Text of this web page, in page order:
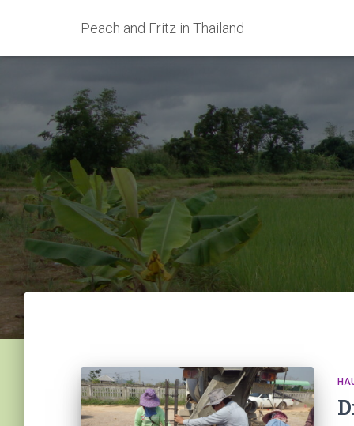
Peach and Fritz in Thailand